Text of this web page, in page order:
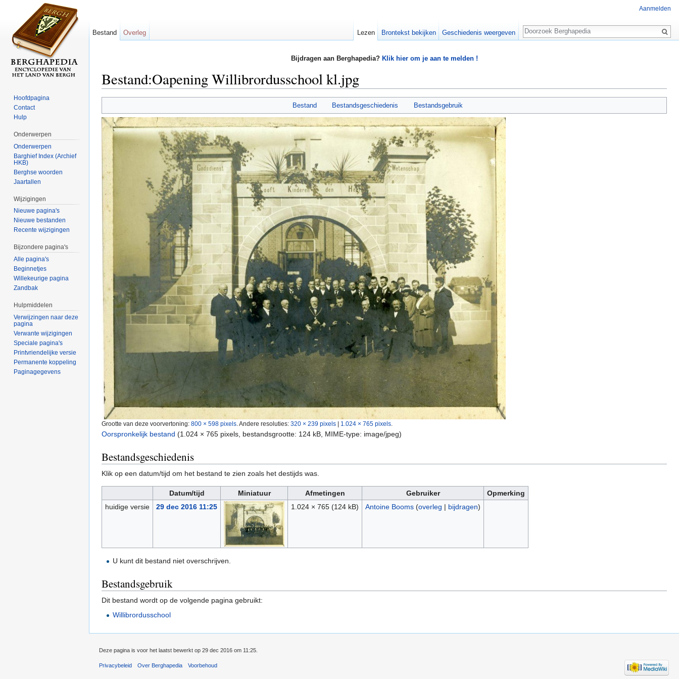
Bijdragen aan Berghapedia? Klik hier om je aan te melden !
Bestand:Oapening Willibrordusschool kl.jpg
Bestand Bestandsgeschiedenis Bestandsgebruik
Grootte van deze voorvertoning: 800 × 598 pixels Andere resoluties: 320 × 239 pixels | 1.024 × 765 pixels
Oorspronkelijk bestand (1.024 × 765 pixels, bestandsgrootte: 124 kB, MIME-type: image/jpeg)
Bestandsgeschiedenis
Klik op een datum/tijd om het bestand te zien zoals het destijds was.
Datum/tijd Miniatuur Afmetingen Gebruiker
Opmerking
huidige versie
29 dec 2016 11:25 1.024 × 765 (124 kB) Antoine Booms (overleg | bijdragen)
U kunt dit bestand niet overschrijven.
Bestandsgebruik
Dit bestand wordt op de volgende pagina gebruikt:
Willibrordusschool
Aanmelden
Bestand Overleg Lezen Brontekst bekijken Geschiedenis weergeven
Zoeken
Hoofdpagina
Contact
Hulp
Onderwerpen
Onderwerpen
Barghief Index (Archief
HKB)
Berghse woorden
Jaartallen
Wijzigingen
Nieuwe pagina's
Nieuwe bestanden
Recente wijzigingen
Bijzondere pagina's
Alle pagina's
Beginnetjes
Willekeurige pagina
Zandbak
Hulpmiddelen
Verwijzingen naar deze
pagina
Verwante wijzigingen
Speciale pagina's
Printvriendelijke versie
Permanente koppeling
Paginagegevens
Deze pagina is voor het laatst bewerkt op 29 dec 2016 om 11:25.
Privacybeleid Over Berghapedia Voorbehoud